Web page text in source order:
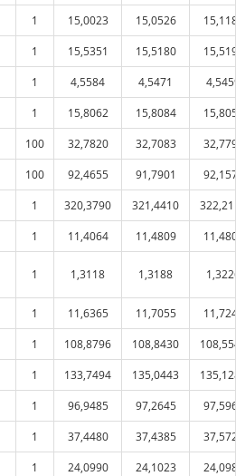
1 15,0023 15,0526
1 15,5351 15,5180
1 4,5584 4,5471
1 15,8062 15,8084
100 32,7820 32,7083
100 92,4655 91,7901
1 320,3790 321,4410
1 11,4064 11,4809
1 1,3118 1,3188
1 11,6365 11,7055
1 108,8796 108,8430
1 133,7494 135,0443
1 96,9485 97,2645
1 37,4480 37,4385
1 24,0990 24,1023